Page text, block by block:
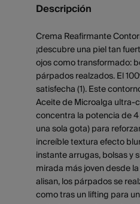
Descripción
Crema Reafirmante
¡descubre una piel tan
ojos como transformado:
párpados realzados. El
satisfecha (1). Este
Aceite de Microalga ultra-
concentra la potencia de
una sola gota) para
increíble textura efecto
instante arrugas, bolsas y
mirada más joven desde
alisan, los párpados se
como tras un lifting para